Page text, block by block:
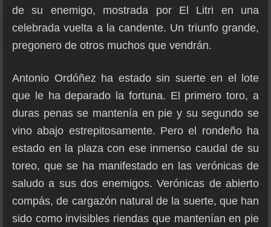
de su enemigo, mostrada por El Litri en una
celebrada vuelta a la candente. Un triunfo grande,
pregonero de otros muchos que vendrán.
Antonio Ordóñez ha estado sin suerte en el lote
que le ha deparado la fortuna. El primero toro, a
duras penas se mantenía en pie y su segundo se
vino abajo estrepitosamente. Pero el rondeño ha
estado en la plaza con ese inmenso caudal de su
toreo, que se ha manifestado en las verónicas de
saludo a sus dos enemigos. Verónicas de abierto
compás, de cargazón natural de la suerte, que han
sido como invisibles riendas que mantenían en pie